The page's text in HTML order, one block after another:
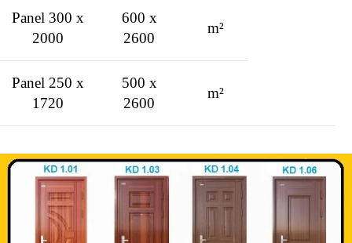
Panel 300 x
2000
600 x
2600
m²
Panel 250 x
1720
500 x
2600
m²